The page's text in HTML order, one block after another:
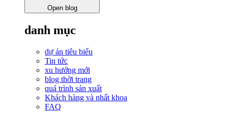
Open blog
danh mục
dự án tiêu biểu
Tin tức
xu hướng mới
blog thời trang
quá trình sản xuất
Khách hàng và nhất khoa
FAQ